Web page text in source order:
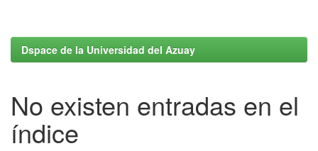
Dspace de la Universidad del Azuay
No existen entradas en el
índice